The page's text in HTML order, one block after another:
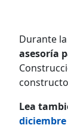
Durante
asesoría
Lea
diciembre